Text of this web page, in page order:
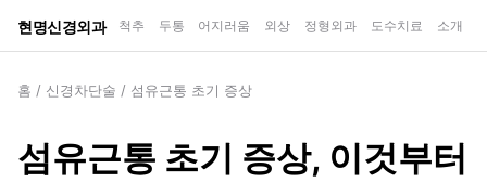
현명신경외과 척추 두통 어지러움 외상 정형외과 도수치료 소개
홈 / 신경차단술 / 섬유근통 초기 증상
섬유근통 초기 증상, 이것부터